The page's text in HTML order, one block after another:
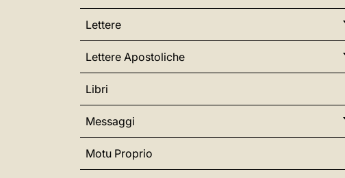
Lettere
Lettere Apostoliche
Libri
Messaggi
Motu Proprio